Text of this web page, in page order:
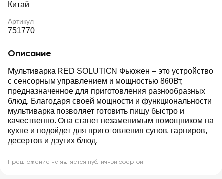
Китай
Артикул
751770
Описание
Мультиварка RED SOLUTION Фьюжен – это устройство
с сенсорным управлением и мощностью 860Вт,
предназначенное для приготовления разнообразных
блюд. Благодаря своей мощности и функциональности
мультиварка позволяет готовить пищу быстро и
качественно. Она станет незаменимым помощником на
кухне и подойдет для приготовления супов, гарниров,
десертов и других блюд.
Предложение не является публичной офертой